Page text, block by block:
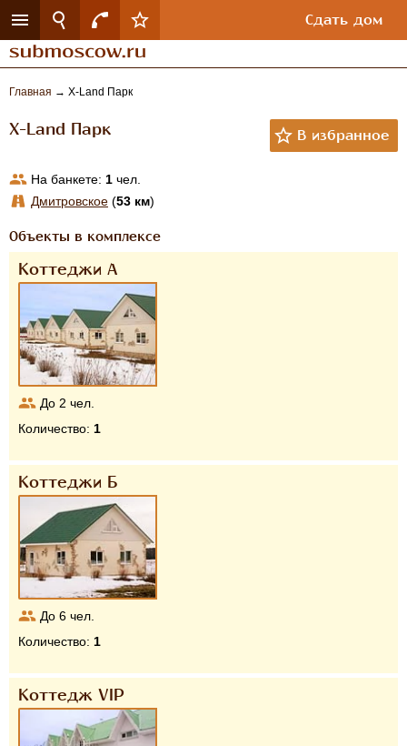
Сдать дом
Главная → Х-Land Парк
Х-Land Парк
На банкете: 1 чел.
Дмитровское (53 км)
Объекты в комплексе
Коттеджи А
До 2 чел.
Количество: 1
Коттеджи Б
До 6 чел.
Количество: 1
Коттедж VIP